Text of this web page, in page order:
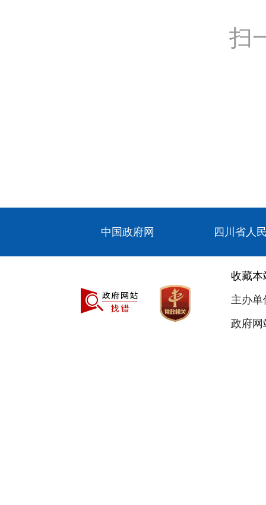
扫
中国政府网 四川省人
收藏本
主办
政府网